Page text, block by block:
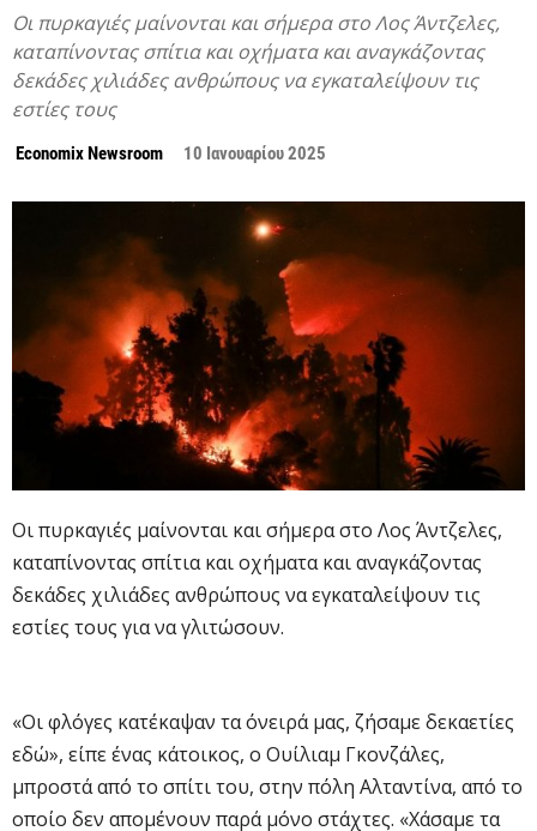
Οι πυρκαγιές μαίνονται και σήμερα στο Λος Άντζελες,
καταπίνοντας σπίτια και οχήματα και αναγκάζοντας
δεκάδες χιλιάδες ανθρώπους να εγκαταλείψουν τις
εστίες τους
Economix Newsroom 10 Ιανουαρίου 2025
Οι πυρκαγιές μαίνονται και σήμερα στο Λος Άντζελες,
καταπίνοντας σπίτια και οχήματα και αναγκάζοντας
δεκάδες χιλιάδες ανθρώπους να εγκαταλείψουν τις
εστίες τους για να γλιτώσουν.
«Οι φλόγες κατέκαψαν τα όνειρά μας, ζήσαμε δεκαετίες
εδώ», είπε ένας κάτοικος, ο Ουίλιαμ Γκονζάλες,
μπροστά από το σπίτι του, στην πόλη Αλταντίνα, από το
οποίο δεν απομένουν παρά μόνο στάχτες. «Χάσαμε τα